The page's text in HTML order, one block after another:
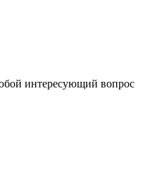
интересующий вопрос